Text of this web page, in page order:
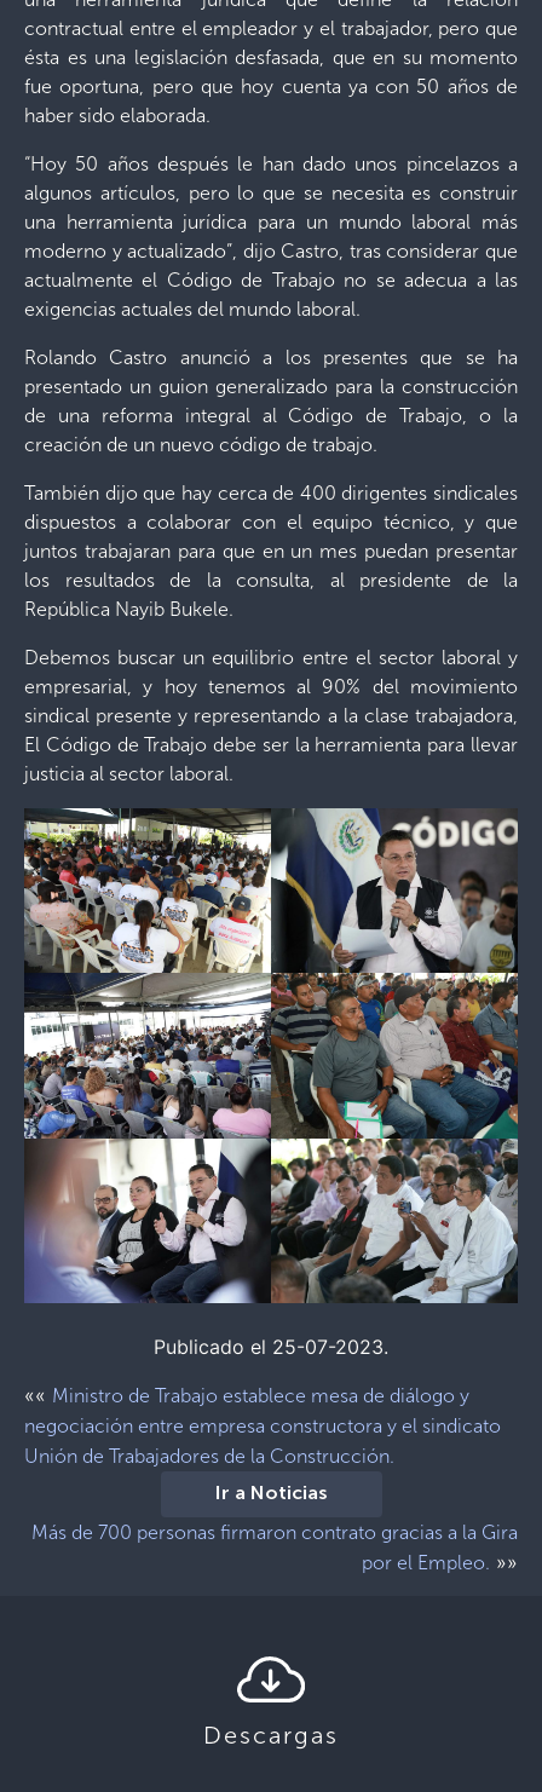
contractual entre el empleador y el trabajador, pero que
ésta es una legislación desfasada, que en su momento
fue oportuna, pero que hoy cuenta ya con 50 años de
haber sido elaborada.
“Hoy 50 años después le han dado unos pincelazos a
algunos artículos, pero lo que se necesita es construir
una herramienta jurídica para un mundo laboral más
moderno y actualizado”, dijo Castro, tras considerar que
actualmente el Código de Trabajo no se adecua a las
exigencias actuales del mundo laboral.
Rolando Castro anunció a los presentes que se ha
presentado un guion generalizado para la construcción
de una reforma integral al Código de Trabajo, o la
creación de un nuevo código de trabajo.
También dijo que hay cerca de 400 dirigentes sindicales
dispuestos a colaborar con el equipo técnico, y que
juntos trabajaran para que en un mes puedan presentar
los resultados de la consulta, al presidente de la
República Nayib Bukele.
Debemos buscar un equilibrio entre el sector laboral y
empresarial, y hoy tenemos al 90% del movimiento
sindical presente y representando a la clase trabajadora,
El Código de Trabajo debe ser la herramienta para llevar
justicia al sector laboral.
Publicado el 25-07-2023.
«« Ministro de Trabajo establece mesa de diálogo y
negociación entre empresa constructora y el sindicato
Unión de Trabajadores de la Construcción.
Ir a Noticias
Más de 700 personas firmaron contrato gracias a la Gira
por el Empleo. »»
Descargas